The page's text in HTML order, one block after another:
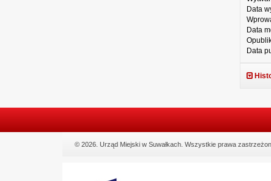
Data
Data
Data
© 2026. Urząd Miejski w Suwałkach. Wszystkie prawa